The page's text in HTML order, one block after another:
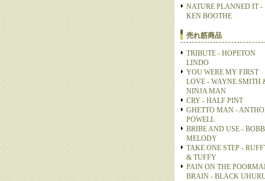
NATURE PLANNED IT -
KEN BOOTHE
売れ筋商品
TRIBUTE - HOPETON
LINDO
YOU WERE MY FIRST
LOVE - WAYNE SMITH
NINJA MAN
CRY - HALF PINT
GHETTO MAN -
POWELL
BRIBE AND USE -
MELODY
TAKE ONE STEP -
& TUFFY
PAIN ON THE
BRAIN - BLACK